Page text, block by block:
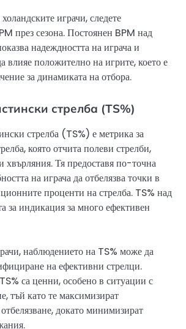
играчи, следете
през сезона. Постоянен BPM над
надеждността на играча и
влияе положително на игрите, което е
за динамиката на отбора.
стрелба (TS%)
стрелба (TS%) е метрика за
която отчита полеви стрелби,
хвърляния. Тя предоставя по-точна
на играча да отбелязва точки в
проценти на стрелба. TS% над
за индикация за много ефективен
наблюдението на TS% може да
на ефективни стрелци.
са ценни, особено в ситуации с
тъй като те максимизират
докато минимизират